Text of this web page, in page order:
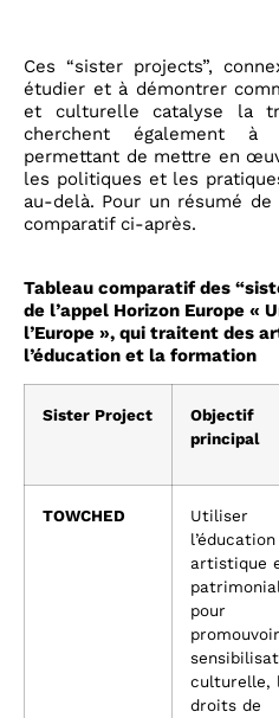
Ces “sister projects”,
étudier et à démontrer
et culturelle catalyse la
cherchent également à
permettant de mettre en
les politiques et les
au-delà. Pour un résumé
comparatif ci-après.
Tableau comparatif des
de l’appel Horizon Europe «
l’Europe », qui traitent des
l’éducation et la formation
Sister Project
Objectif
principal
TOWCHED
Utiliser
l’éducation
artistique
pour
culturelle,
droits de